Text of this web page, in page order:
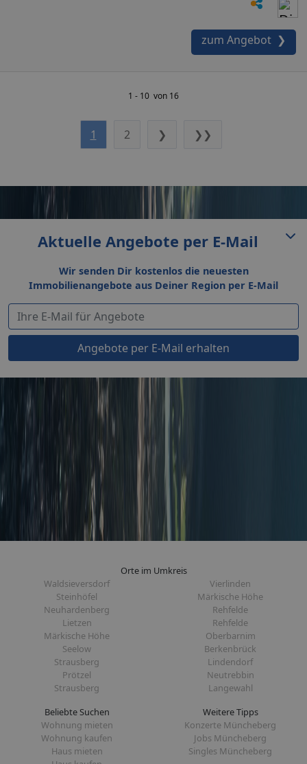
zum Angebot ❯
1 - 10 von 16
1 2 ❯ ❯❯
Aktuelle Angebote per E-Mail
Wir senden Dir kostenlos die neuesten
Immobilienangebote aus Deiner Region per E-Mail
Angebote per E-Mail erhalten
Orte im Umkreis
Waldsieversdorf
Vierlinden
Steinhöfel
Märkische Höhe
Neuhardenberg
Rehfelde
Lietzen
Rehfelde
Märkische Höhe
Oberbarnim
Seelow
Berkenbrück
Strausberg
Lindendorf
Prötzel
Neutrebbin
Strausberg
Langewahl
Beliebte Suchen
Wohnung mieten
Wohnung kaufen
Haus mieten
Weitere Tipps
Konzerte Müncheberg
Jobs Müncheberg
Singles Müncheberg